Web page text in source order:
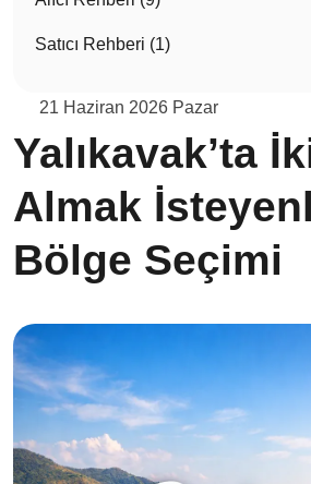
Satıcı Rehberi (1)
21 Haziran 2026 Pazar
Yalıkavak’ta
Almak
Bölge Seçimi